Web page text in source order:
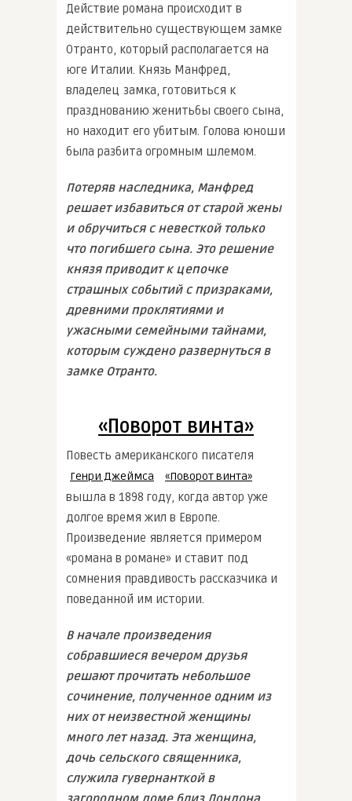
Действие романа происходит в
действительно существующем замке
Отранто, который располагается на
юге Италии. Князь Манфред,
владелец замка, готовиться к
празднованию женитьбы своего сына,
но находит его убитым. Голова юноши
была разбита огромным шлемом.
Потеряв наследника, Манфред
решает избавиться от старой жены
и обручиться с невесткой только
что погибшего сына. Это решение
князя приводит к цепочке
страшных событий с призраками,
древними проклятиями и
ужасными семейными тайнами,
которым суждено развернуться в
замке Отранто.
«Поворот винта»
Повесть американского писателя
Генри Джеймса «Поворот винта»
вышла в 1898 году, когда автор уже
долгое время жил в Европе.
Произведение является примером
«романа в романе» и ставит под
сомнения правдивость рассказчика и
поведанной им истории.
В начале произведения
собравшиеся вечером друзья
решают прочитать небольшое
сочинение, полученное одним из
них от неизвестной женщины
много лет назад. Эта женщина,
дочь сельского священника,
служила гувернанткой в